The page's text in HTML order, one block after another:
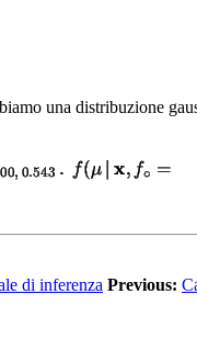
una distribuzione
di inferenza Previous: